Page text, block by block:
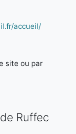
accueil/
site ou par
Ruffec